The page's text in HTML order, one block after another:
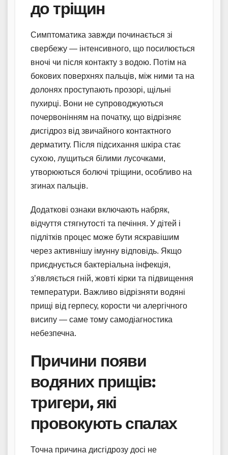
до тріщин
Симптоматика завжди починається зі
свербежу — інтенсивного, що посилюється
вночі чи після контакту з водою. Потім на
бокових поверхнях пальців, між ними та на
долонях проступають прозорі, щільні
пухирці. Вони не супроводжуються
почервонінням на початку, що відрізняє
дисгідроз від звичайного контактного
дерматиту. Після підсихання шкіра стає
сухою, лущиться білими лусочками,
утворюються болючі тріщини, особливо на
згинах пальців.
Додаткові ознаки включають набряк,
відчуття стягнутості та печіння. У дітей і
підлітків процес може бути яскравішим
через активнішу імунну відповідь. Якщо
приєднується бактеріальна інфекція,
з’являється гній, жовті кірки та підвищення
температури. Важливо відрізняти водяні
прищі від герпесу, корости чи алергічного
висипу — саме тому самодіагностика
небезпечна.
Причини появи
водяних прищів:
тригери, які
провокують спалах
Точна причина дисгідрозу досі не